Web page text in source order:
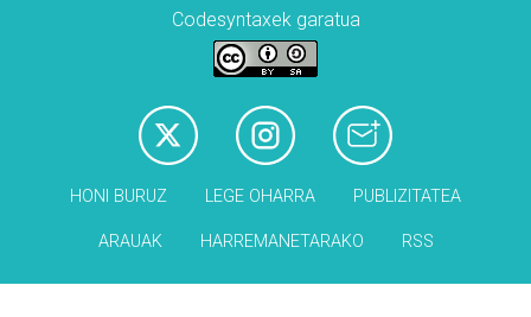
Codesyntaxek garatua
HONI BURUZ LEGE OHARRA PUBLIZITATEA
ARAUAK HARREMANETARAKO RSS